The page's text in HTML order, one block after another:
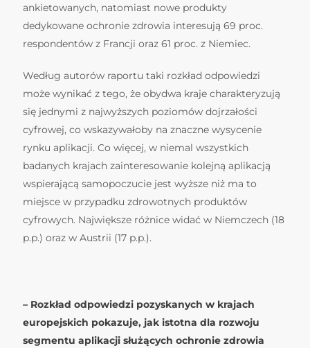
ankietowanych, natomiast nowe produkty
dedykowane ochronie zdrowia interesują 69 proc.
respondentów z Francji oraz 61 proc. z Niemiec.
Według autorów raportu taki rozkład odpowiedzi
może wynikać z tego, że obydwa kraje charakteryzują
się jednymi z najwyższych poziomów dojrzałości
cyfrowej, co wskazywałoby na znaczne wysycenie
rynku aplikacji. Co więcej, w niemal wszystkich
badanych krajach zainteresowanie kolejną aplikacją
wspierającą samopoczucie jest wyższe niż ma to
miejsce w przypadku zdrowotnych produktów
cyfrowych. Największe różnice widać w Niemczech (18
p.p.) oraz w Austrii (17 p.p.).
– Rozkład odpowiedzi pozyskanych w krajach
europejskich pokazuje, jak istotna dla rozwoju
segmentu aplikacji służących ochronie zdrowia